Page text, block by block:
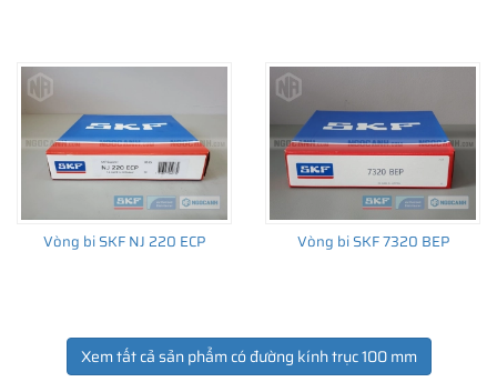
Vòng bi SKF NJ 220 ECP Vòng bi SKF 7320 BEP
Xem tất cả sản phẩm có đường kính trục 100 mm